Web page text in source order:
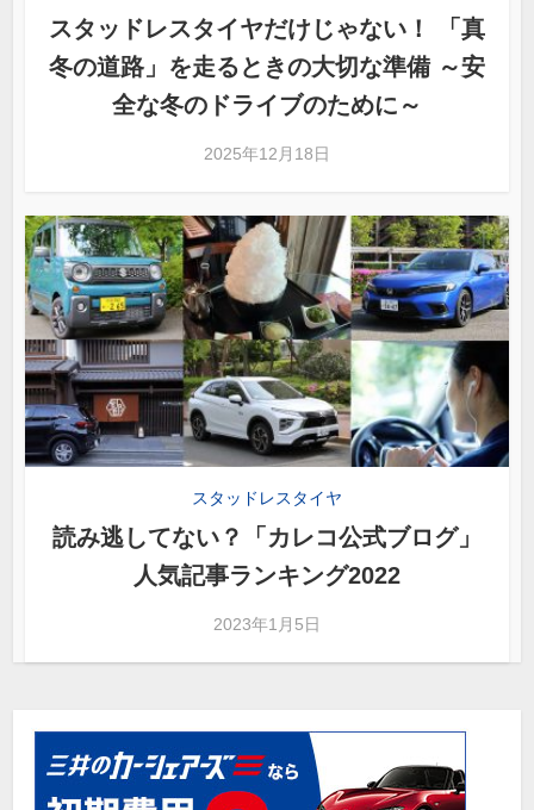
スタッドレスタイヤだけじゃない！ 「真
冬の道路」を走るときの大切な準備 ～安
全な冬のドライブのために～
2025年12月18日
スタッドレスタイヤ
読み逃してない？「カレコ公式ブログ」
人気記事ランキング2022
2023年1月5日